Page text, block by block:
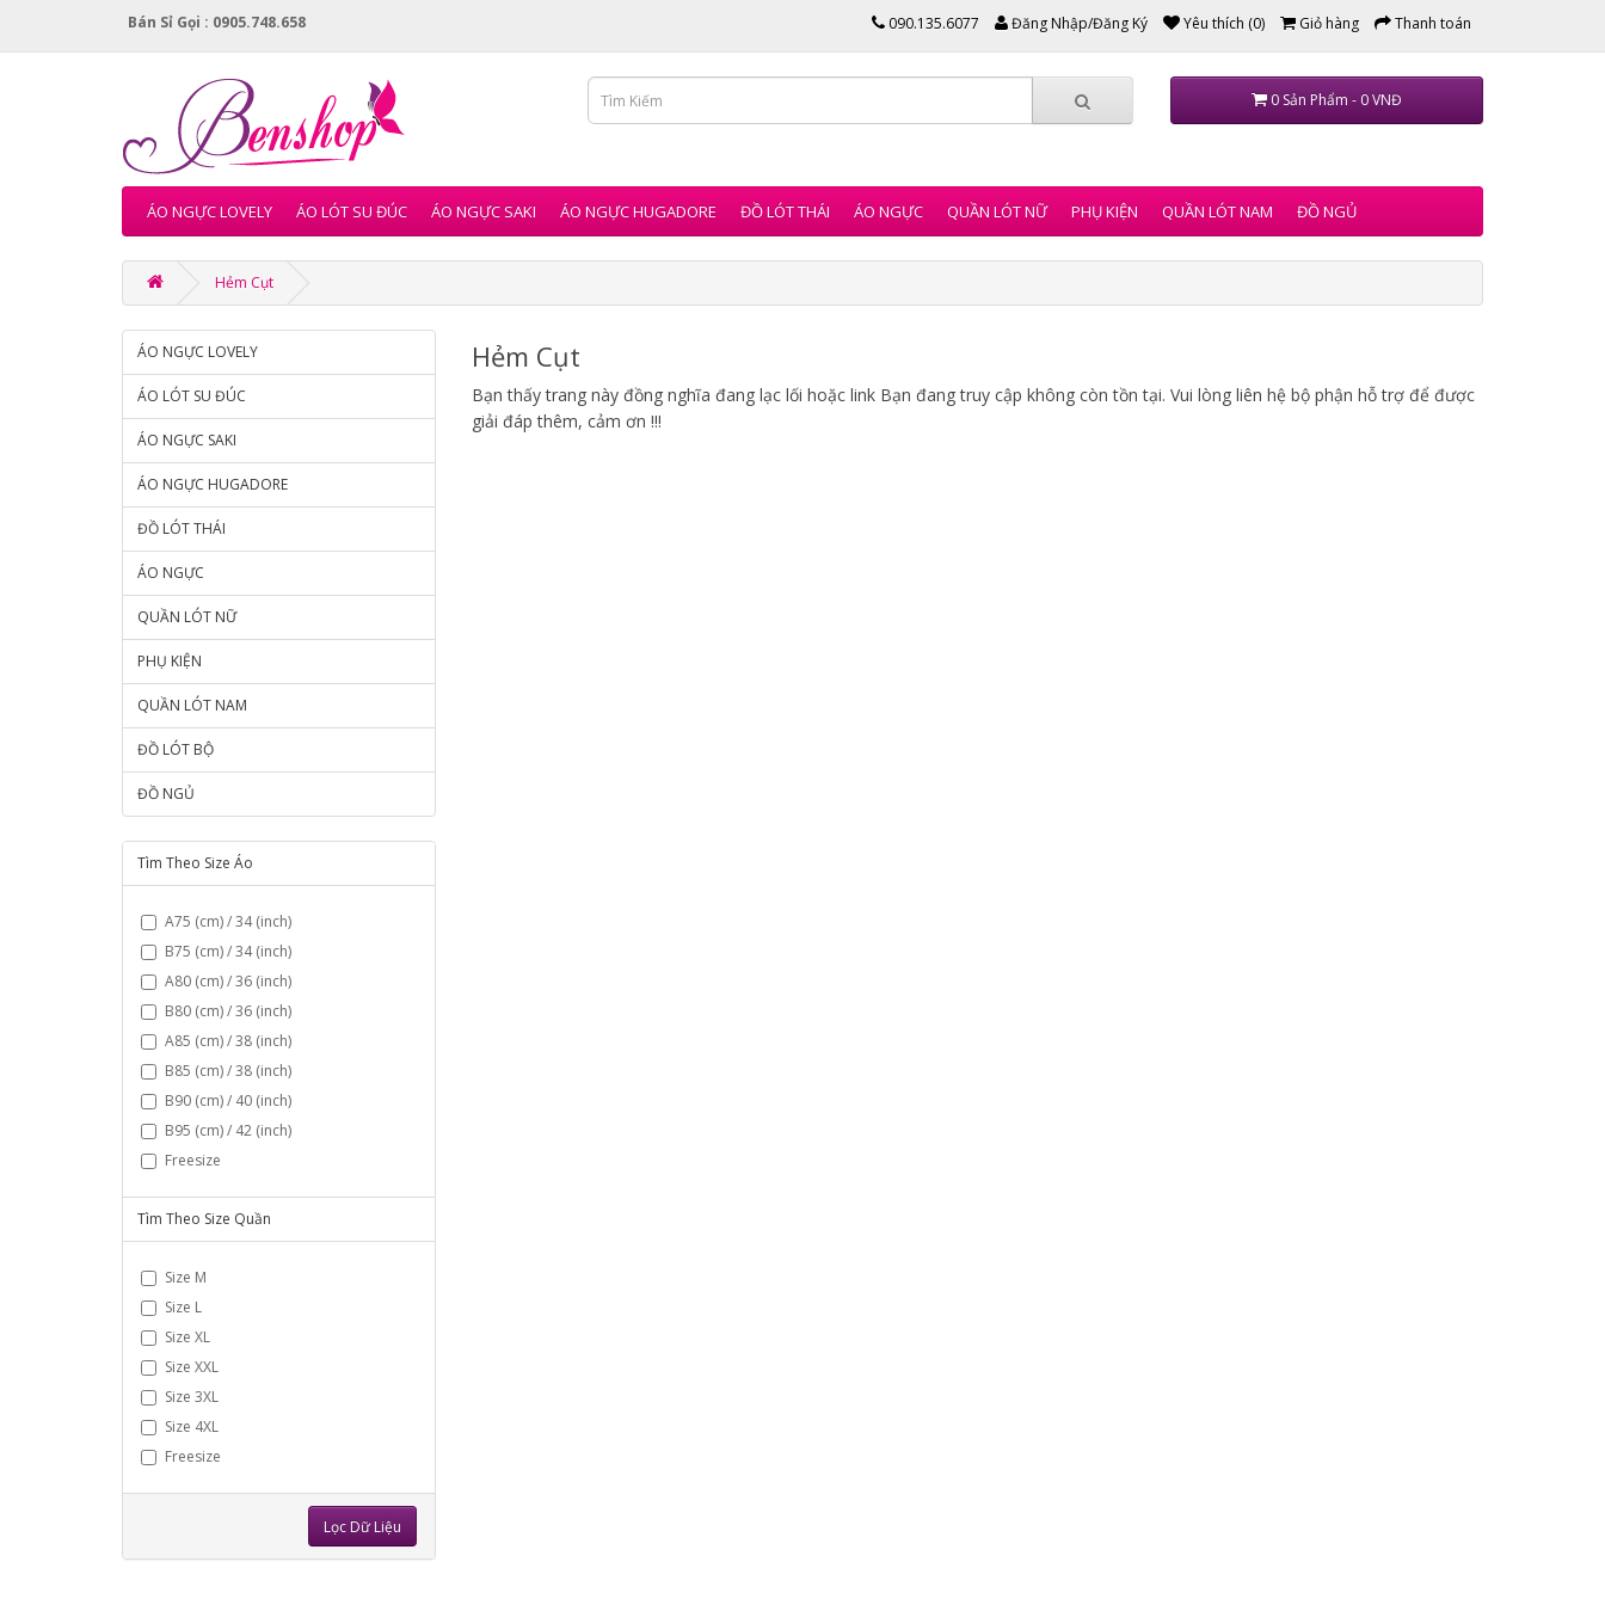
Bán Sỉ Gọi : 0905.748.658 090.135.6077 Đăng Nhập/Đăng Ký Yêu thích (0) Giỏ hàng Thanh toán
0 Sản Phẩm - 0 VNĐ
ÁO NGỰC LOVELY ÁO LÓT SU ĐÚC ÁO NGỰC SAKI ÁO NGỰC HUGADORE ĐỒ LÓT THÁI ÁO NGỰC QUẦN LÓT NỮ PHỤ KIỆN QUẦN LÓT NAM ĐỒ NGỦ
Hẻm Cụt
ÁO NGỰC LOVELY
ÁO LÓT SU ĐÚC
ÁO NGỰC SAKI
ÁO NGỰC HUGADORE
ĐỒ LÓT THÁI
ÁO NGỰC
QUẦN LÓT NỮ
PHỤ KIỆN
QUẦN LÓT NAM
ĐỒ LÓT BỘ
ĐỒ NGỦ
Tìm Theo Size Áo
A75 (cm) / 34 (inch)
B75 (cm) / 34 (inch)
A80 (cm) / 36 (inch)
B80 (cm) / 36 (inch)
A85 (cm) / 38 (inch)
B85 (cm) / 38 (inch)
B90 (cm) / 40 (inch)
B95 (cm) / 42 (inch)
Freesize
Tìm Theo Size Quần
Size M
Size L
Size XL
Size XXL
Size 3XL
Size 4XL
Freesize
Lọc Dữ Liệu
Hẻm Cụt
Bạn thấy trang này đồng nghĩa đang lạc lối hoặc link Bạn đang truy cập không còn tồn tại. Vui lòng liên hệ bộ phận hỗ trợ để được
giải đáp thêm, cảm ơn !!!